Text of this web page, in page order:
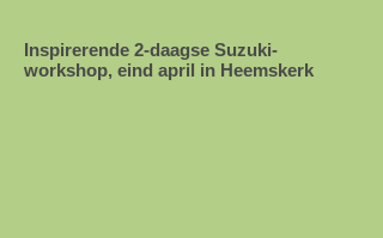
Inspirerende 2-daagse Suzuki-
workshop, eind april in Heemskerk